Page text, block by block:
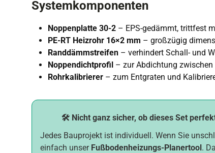
Systemkomponenten
Noppenplatte 30-2 – EPS-gedämmt, trittfest
PE-RT Heizrohr 16×2 mm – großzügig
Randdämmstreifen – verhindert Schall- und
Noppendichtprofil – zur Abdichtung
Rohrkalibrierer – zum Entgraten und
🛠️ Nicht ganz sicher, ob dieses Set
Jedes Bauprojekt ist individuell. Wenn Sie
einfach unser Fußbodenheizungs-Planertool.